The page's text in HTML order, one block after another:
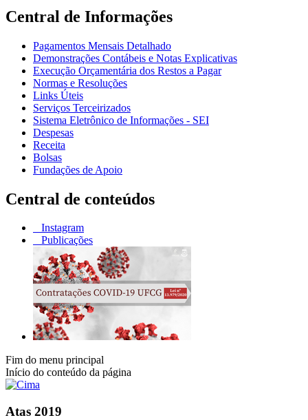
Central de Informações
Pagamentos Mensais Detalhado
Demonstrações Contábeis e Notas Explicativas
Execução Orçamentária dos Restos a Pagar
Normas e Resoluções
Links Úteis
Serviços Terceirizados
Sistema Eletrônico de Informações - SEI
Despesas
Receita
Bolsas
Fundações de Apoio
Central de conteúdos
Instagram
Publicações
Fim do menu principal
Início do conteúdo da página
Atas 2019